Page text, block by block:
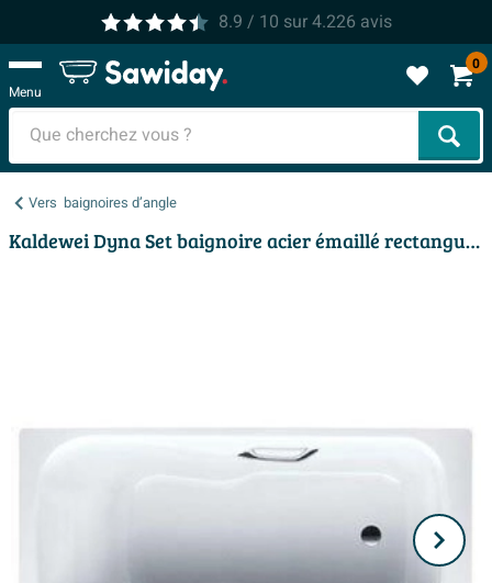
8.9 / 10 sur4.226 avis
Menu
0
Vers baignoires d’angle
Kaldewei Dyna Set baignoire acier émaillé rectangulaire 170x75x43cm blanc